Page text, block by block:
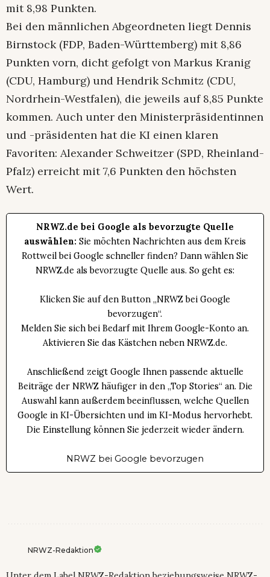
mit 8,98 Punkten.
Bei den männlichen Abgeordneten liegt Dennis
Birnstock (FDP, Baden-Württemberg) mit 8,86
Punkten vorn, dicht gefolgt von Markus Kranig
(CDU, Hamburg) und Hendrik Schmitz (CDU,
Nordrhein-Westfalen), die jeweils auf 8,85 Punkte
kommen. Auch unter den Ministerpräsidentinnen
und -präsidenten hat die KI einen klaren
Favoriten: Alexander Schweitzer (SPD, Rheinland-
Pfalz) erreicht mit 7,6 Punkten den höchsten
Wert.
NRWZ.de bei Google als bevorzugte Quelle
auswählen: Sie möchten Nachrichten aus dem Kreis
Rottweil bei Google schneller finden? Dann wählen Sie
NRWZ.de als bevorzugte Quelle aus. So geht es:
Klicken Sie auf den Button „NRWZ bei Google
bevorzugen“.
Melden Sie sich bei Bedarf mit Ihrem Google-Konto an.
Aktivieren Sie das Kästchen neben NRWZ.de.
Anschließend zeigt Google Ihnen passende aktuelle
Beiträge der NRWZ häufiger in den „Top Stories“ an. Die
Auswahl kann außerdem beeinflussen, welche Quellen
Google in KI-Übersichten und im KI-Modus hervorhebt.
Die Einstellung können Sie jederzeit wieder ändern.
NRWZ bei Google bevorzugen
NRWZ-Redaktion